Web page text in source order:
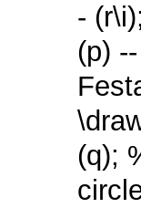
-
(p)
(q);